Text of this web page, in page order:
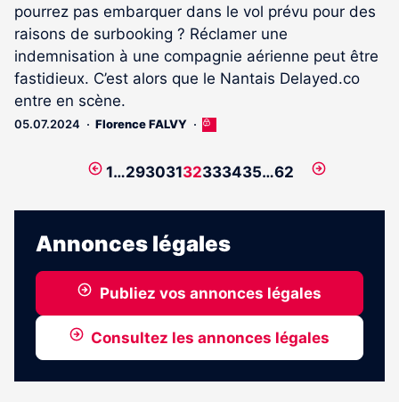
pourrez pas embarquer dans le vol prévu pour des
raisons de surbooking ? Réclamer une
indemnisation à une compagnie aérienne peut être
fastidieux. C’est alors que le Nantais Delayed.co
entre en scène.
05.07.2024 Florence FALVY
Cet
réservé
abonnés
Page
1…29303132333435…62
Page
Annonces légales
Publiez vos annonces légales
Consultez les annonces légales